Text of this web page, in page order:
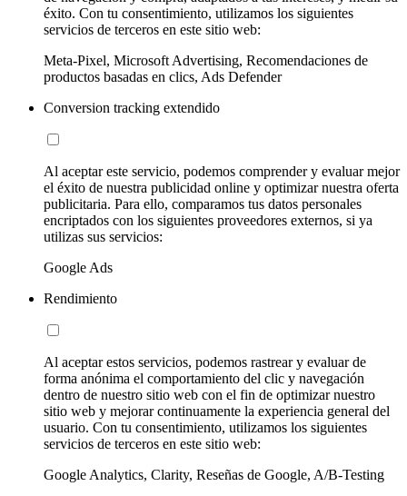
éxito. Con tu consentimiento, utilizamos los siguientes
servicios de terceros en este sitio web:
Meta-Pixel, Microsoft Advertising, Recomendaciones de
productos basadas en clics, Ads Defender
Conversion tracking extendido
Al aceptar este servicio, podemos comprender y evaluar mejor
el éxito de nuestra publicidad online y optimizar nuestra oferta
publicitaria. Para ello, comparamos tus datos personales
encriptados con los siguientes proveedores externos, si ya
utilizas sus servicios:
Google Ads
Rendimiento
Al aceptar estos servicios, podemos rastrear y evaluar de
forma anónima el comportamiento del clic y navegación
dentro de nuestro sitio web con el fin de optimizar nuestro
sitio web y mejorar continuamente la experiencia general del
usuario. Con tu consentimiento, utilizamos los siguientes
servicios de terceros en este sitio web:
Google Analytics, Clarity, Reseñas de Google, A/B-Testing